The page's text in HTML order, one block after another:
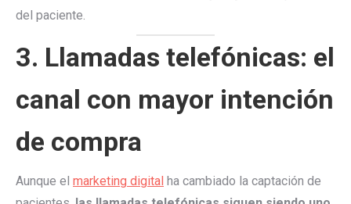
del paciente.
3. Llamadas telefónicas: el
canal con mayor intención
de compra
Aunque el marketing digital ha cambiado la captación de